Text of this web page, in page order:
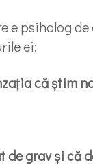
e psiholog
ei:
că știm
grav și că